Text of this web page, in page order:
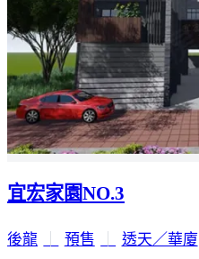
宜宏家園NO.3
後龍 預售 透天／華廈